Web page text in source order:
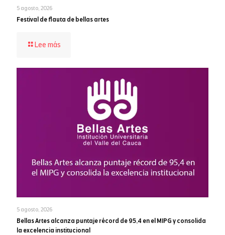
5 agosto, 2026
Festival de flauta de bellas artes
Lee más
5 agosto, 2026
Bellas Artes alcanza puntaje récord de 95,4 en el MIPG y consolida
la excelencia institucional